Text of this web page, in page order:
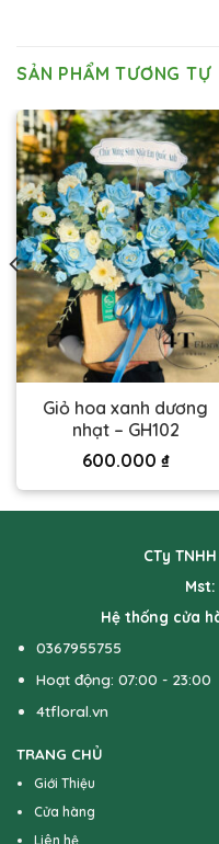
SẢN PHẨM TƯƠNG TỰ
Giỏ hoa xanh dương
nhạt – GH102
600.000 ₫
CTy
Mst:
Hệ thống cửa
0367955755
Hoạt động: 07:00 - 23:00
4tfloral.vn
TRANG CHỦ
Giới Thiệu
Cửa hàng
Liên hệ